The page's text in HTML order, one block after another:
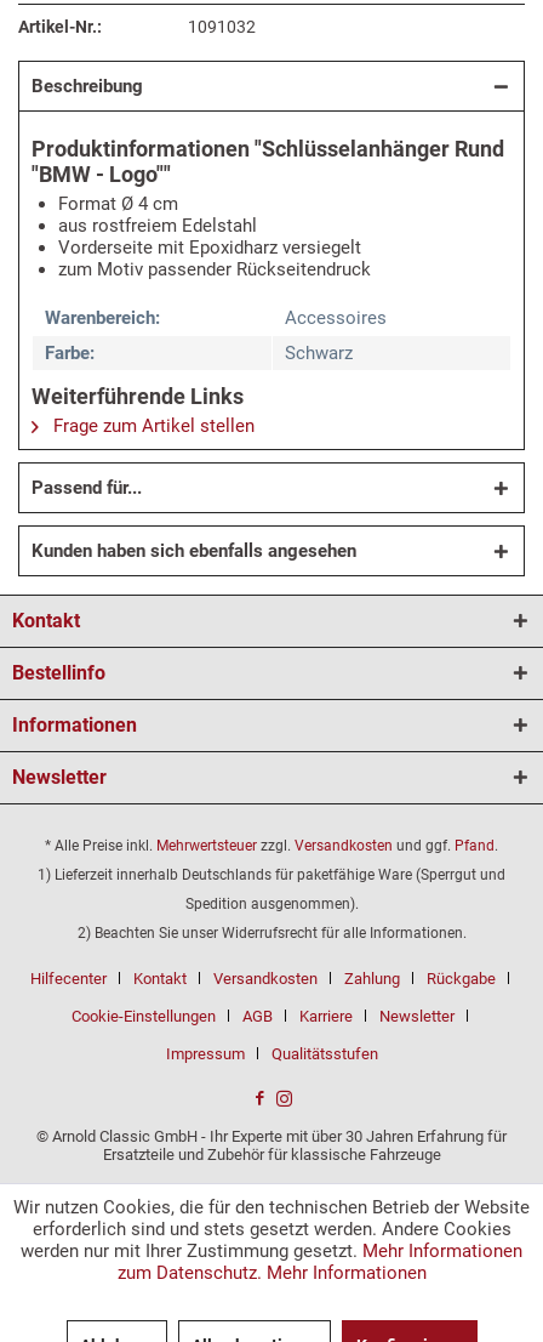
Artikel-Nr.: 1091032
Beschreibung
Produktinformationen "Schlüsselanhänger Rund
"BMW - Logo""
Format Ø 4 cm
aus rostfreiem Edelstahl
Vorderseite mit Epoxidharz versiegelt
zum Motiv passender Rückseitendruck
Warenbereich:
Accessoires
Farbe:
Schwarz
Weiterführende Links
Frage zum Artikel stellen
Passend für...
Kunden haben sich ebenfalls angesehen
Kontakt
Bestellinfo
Informationen
Newsletter
* Alle Preise inkl. Mehrwertsteuer zzgl. Versandkosten und ggf. Pfand.
1) Lieferzeit innerhalb Deutschlands für paketfähige Ware (Sperrgut und
Spedition ausgenommen).
2) Beachten Sie unser Widerrufsrecht für alle Informationen.
Hilfecenter Kontakt Versandkosten Zahlung Rückgabe
Cookie-Einstellungen AGB Karriere Newsletter
Impressum Qualitätsstufen
© Arnold Classic GmbH - Ihr Experte mit über 30 Jahren Erfahrung für
Ersatzteile und Zubehör für klassische Fahrzeuge
Wir nutzen Cookies, die für den technischen Betrieb der Website
erforderlich sind und stets gesetzt werden. Andere Cookies
werden nur mit Ihrer Zustimmung gesetzt. Mehr Informationen
zum Datenschutz. Mehr Informationen